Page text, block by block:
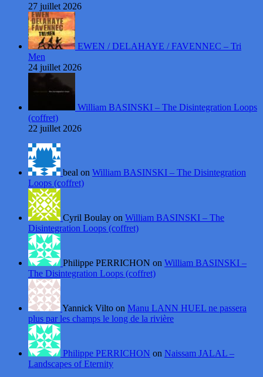
27 juillet 2026
EWEN / DELAHAYE / FAVENNEC – Tri
Men
24 juillet 2026
William BASINSKI – The Disintegration Loops
(coffret)
22 juillet 2026
beal on William BASINSKI – The Disintegration
Loops (coffret)
Cyril Boulay on William BASINSKI – The
Disintegration Loops (coffret)
Philippe PERRICHON on William BASINSKI –
The Disintegration Loops (coffret)
Yannick Vilto on Manu LANN HUEL ne passera
plus par les champs le long de la rivière
Philippe PERRICHON on Naissam JALAL –
Landscapes of Eternity